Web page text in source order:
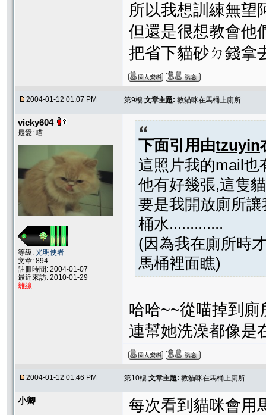
所以我想訓練無望
但還是很想教會他
把省下貓砂ㄉ錢拿
2004-01-12 01:07 PM 第9樓 文章主題: 教貓咪在馬桶上廁所....
vicky604
最愛: 喵
等級: 光明使者
文章: 894
註冊時間: 2004-01-07
最近來訪: 2010-01-29
離線
下面引用由tzuyin
這照片我的mail也
他有好幾張,這隻
要是我開放廁所
桶水.............
(因為我在廁所時
馬桶裡面瞧)
哈哈~~從喵掉到
連幫她洗澡都像是
2004-01-12 01:46 PM 第10樓 文章主題: 教貓咪在馬桶上廁所....
小卿
每次看到貓咪會用